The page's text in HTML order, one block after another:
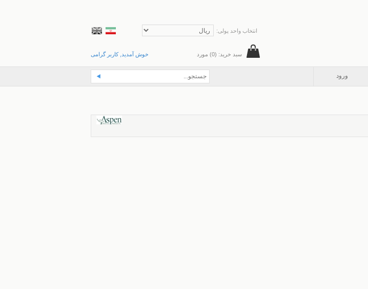
انتخاب واحد پولی:
سبد خرید: (0) مورد خوش آمدید, کاربر گرامی
ورود